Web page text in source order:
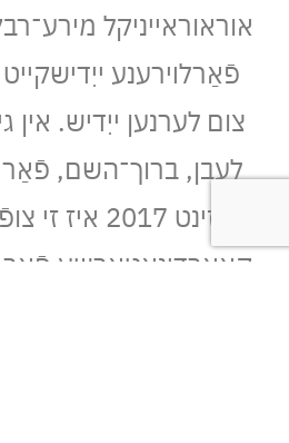
אוראוראייניקל
פֿאַרלױרענע ייִדישקייט
צום לערנען ייִדיש. אין
לעבן, ברוך־השם,
זינט 2017
קאָאָרדינאַטאָרשע פֿאַר